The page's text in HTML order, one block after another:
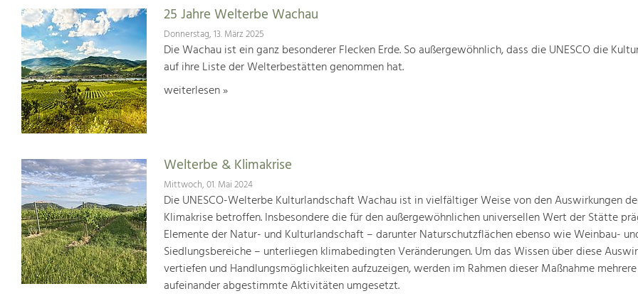
25 Jahre Welterbe Wachau
Donnerstag, 13. März 2025
Die Wachau ist ein ganz besonderer Flecken Erde. So außergewöhnlich, dass die UNESCO die
auf ihre Liste der Welterbestätten genommen hat.
weiterlesen »
Welterbe & Klimakrise
Mittwoch, 01. Mai 2024
Die UNESCO-Welterbe Kulturlandschaft Wachau ist in vielfältiger Weise von den Auswirkungen
Klimakrise betroffen. Insbesondere die für den außergewöhnlichen universellen Wert der Stätte
Elemente der Natur- und Kulturlandschaft – darunter Naturschutzflächen ebenso wie Weinbau-
Siedlungsbereiche – unterliegen klimabedingten Veränderungen. Um das Wissen über diese
vertiefen und Handlungsmöglichkeiten aufzuzeigen, werden im Rahmen dieser Maßnahme mehrere
aufeinander abgestimmte Aktivitäten umgesetzt.